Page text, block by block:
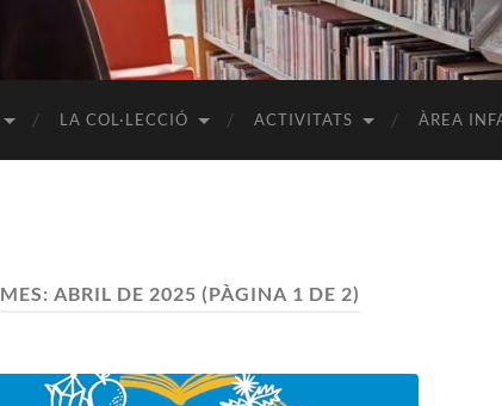
LA COL·LECCIÓ ACTIVITATS ÀREA
MES: ABRIL DE 2025 (PÀGINA 1 DE 2)